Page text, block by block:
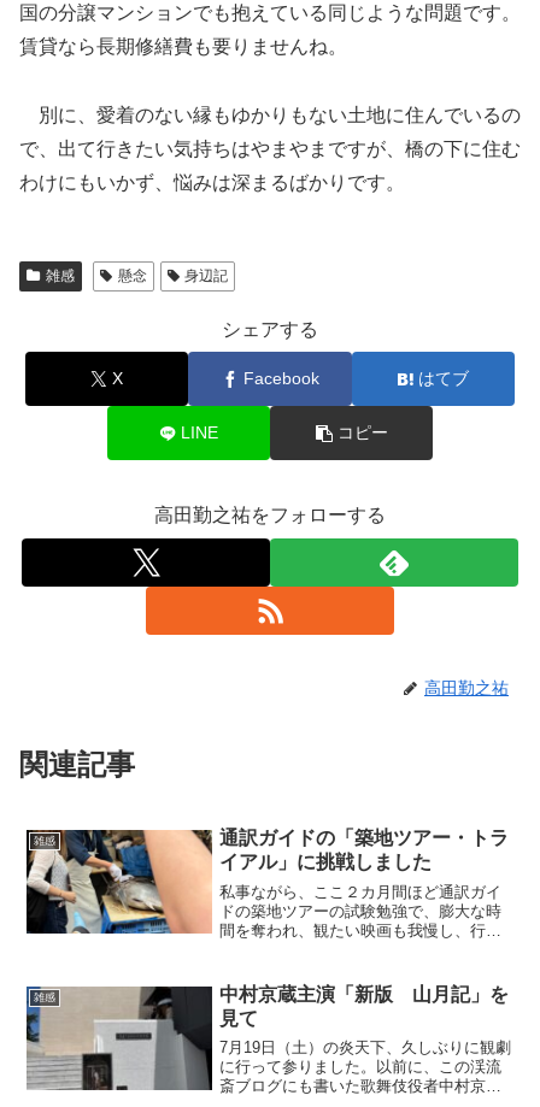
国の分譲マンションでも抱えている同じような問題です。
賃貸なら長期修繕費も要りませんね。
別に、愛着のない縁もゆかりもない土地に住んでいるの
で、出て行きたい気持ちはやまやまですが、橋の下に住む
わけにもいかず、悩みは深まるばかりです。
雑感 懸念 身辺記
シェアする
X Facebook はてブ
LINE コピー
高田勤之祐をフォローする
高田勤之祐
関連記事
雑感
通訳ガイドの「築地ツアー・トラ
イアル」に挑戦しました
私事ながら、ここ２カ月間ほど通訳ガイ
ドの築地ツアーの試験勉強で、膨大な時
間を奪われ、観たい映画も我慢し、行き
で、つまり、このような試験（トライア
ル）の受験にまで漕ぎ着ける...
雑感
中村京蔵主演「新版 山月記」を
見て
7月19日（土）の炎天下、久しぶりに観劇
に行って参りました。以前に、この渓流
斎ブログにも書いた歌舞伎役者中村京蔵